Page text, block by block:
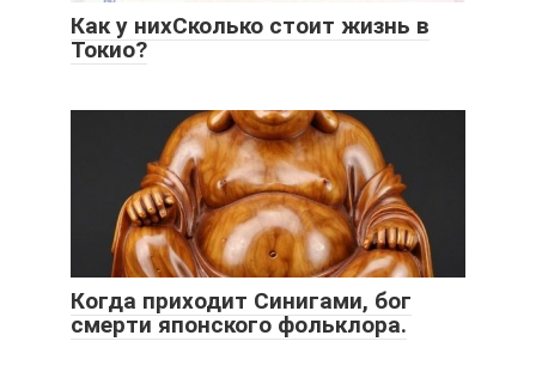
Как у нихСколько стоит жизнь в
Токио?
Когда приходит Синигами, бог
смерти японского фольклора.